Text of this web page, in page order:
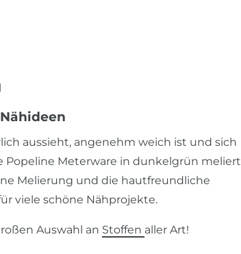
aussieht, angenehm weich ist und sich
Popeline Meterware in dunkelgrün meliert
Melierung und die hautfreundliche
viele schöne Nähprojekte.
Auswahl an Stoffen aller Art!